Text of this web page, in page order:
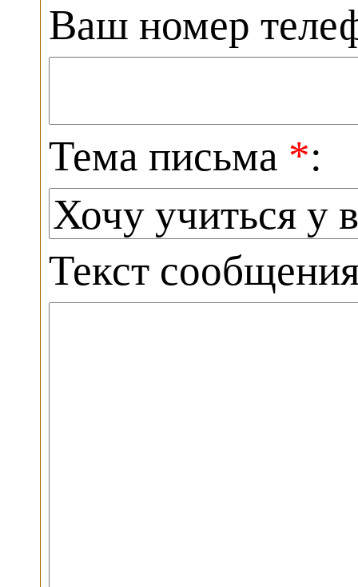
Ваш номер
Тема письма *:
Текст